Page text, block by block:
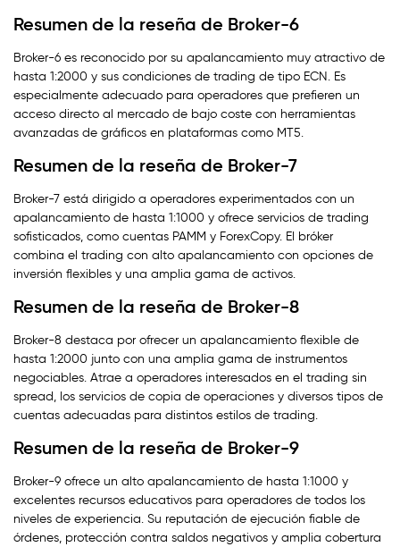
Resumen de la reseña de Broker-6
Broker-6 es reconocido por su apalancamiento muy atractivo de
hasta 1:2000 y sus condiciones de trading de tipo ECN. Es
especialmente adecuado para operadores que prefieren un
acceso directo al mercado de bajo coste con herramientas
avanzadas de gráficos en plataformas como MT5.
Resumen de la reseña de Broker-7
Broker-7 está dirigido a operadores experimentados con un
apalancamiento de hasta 1:1000 y ofrece servicios de trading
sofisticados, como cuentas PAMM y ForexCopy. El bróker
combina el trading con alto apalancamiento con opciones de
inversión flexibles y una amplia gama de activos.
Resumen de la reseña de Broker-8
Broker-8 destaca por ofrecer un apalancamiento flexible de
hasta 1:2000 junto con una amplia gama de instrumentos
negociables. Atrae a operadores interesados en el trading sin
spread, los servicios de copia de operaciones y diversos tipos de
cuentas adecuadas para distintos estilos de trading.
Resumen de la reseña de Broker-9
Broker-9 ofrece un alto apalancamiento de hasta 1:1000 y
excelentes recursos educativos para operadores de todos los
niveles de experiencia. Su reputación de ejecución fiable de
órdenes, protección contra saldos negativos y amplia cobertura